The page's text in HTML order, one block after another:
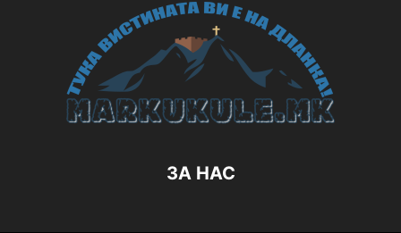
ЗА НАС